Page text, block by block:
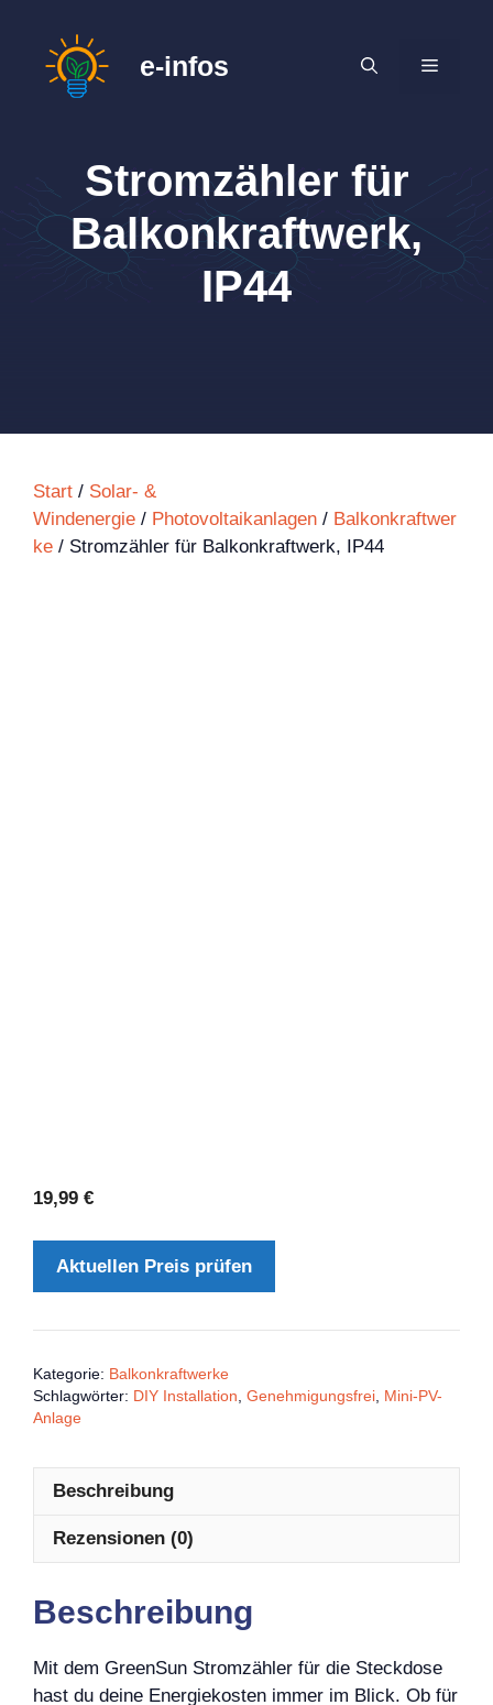
springen
e-infos MENÜ
Stromzähler für
Balkonkraftwerk,
IP44
Start / Solar- &
Windenergie / Photovoltaikanlagen / Balkonkraftwer
ke / Stromzähler für Balkonkraftwerk, IP44
19,99 €
Aktuellen Preis prüfen
Kategorie: Balkonkraftwerke
Schlagwörter: DIY Installation Genehmigungsfrei
Mini-PV-
Anlage
Beschreibung
Rezensionen (0)
Beschreibung
Mit dem GreenSun Stromzähler für die Steckdose
hast du deine Energiekosten immer im Blick. Ob für